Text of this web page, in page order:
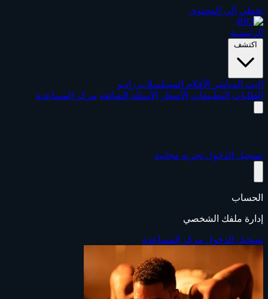
تخطي إلى المحتوى
الرئيسية
اكتشف
البث المباشر الأفلام المسلسلات راديو
الطلبات التطبيقات الأسعار الأسئلة الشائعة مركز المساعدة
تسجيل الدخول تجربة مجانية
الحساب
إدارة ملفك الشخصي
تسجيل الدخول مركز المساعدة